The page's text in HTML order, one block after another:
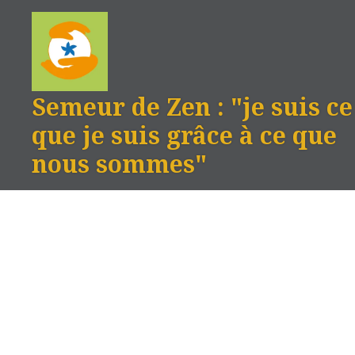
Semeur de Zen : "je suis ce
que je suis grâce à ce que
nous sommes"